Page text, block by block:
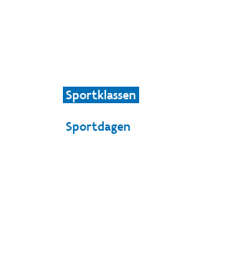
Sportklassen
Sportdagen